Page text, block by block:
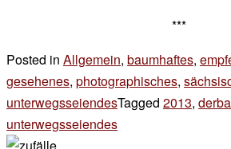
***
Posted in Allgemein, baumhaftes,
gesehenes, photographisches,
unterwegsseiendesTagged 2013,
unterwegsseiendes